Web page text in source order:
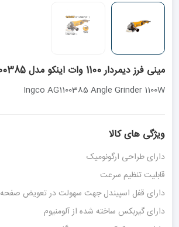
مینی فرز دیمردار 1100 وات اینکو مدل AG1100385
Ingco AG1100385 Angle Grinder 1100W
ویژگی های کالا
دارای طراحی ارگونومیک
قابلیت تنظیم سرعت
دارای قفل اسپیندل جهت سهولت در تعویض صفحه
دارای گیربکس ساخته شده از آلومنیوم